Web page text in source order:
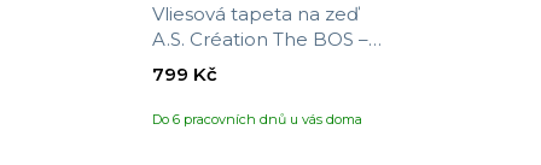
Vliesová tapeta na zeď
A.S. Création The BOS –
battle of style 388314,
Do 6 pracovních dnů u vás doma
799 Kč